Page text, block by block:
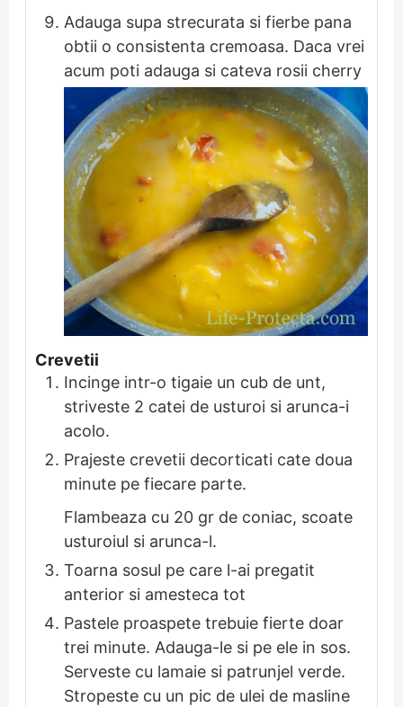
Adauga supa strecurata si fierbe pana
obtii o consistenta cremoasa. Daca vrei
acum poti adauga si cateva rosii cherry
Crevetii
Incinge intr-o tigaie un cub de unt,
striveste 2 catei de usturoi si arunca-i
acolo.
Prajeste crevetii decorticati cate doua
minute pe fiecare parte.
Flambeaza cu 20 gr de coniac, scoate
usturoiul si arunca-l.
Toarna sosul pe care l-ai pregatit
anterior si amesteca tot
Pastele proaspete trebuie fierte doar
trei minute. Adauga-le si pe ele in sos.
Serveste cu lamaie si patrunjel verde.
Stropeste cu un pic de ulei de masline